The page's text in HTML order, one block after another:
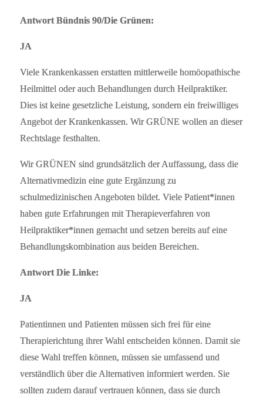
Antwort Bündnis 90/Die Grünen:
JA
Viele Krankenkassen erstatten mittlerweile homöopathische
Heilmittel oder auch Behandlungen durch Heilpraktiker.
Dies ist keine gesetzliche Leistung, sondern ein freiwilliges
Angebot der Krankenkassen. Wir GRÜNE wollen an dieser
Rechtslage festhalten.
Wir GRÜNEN sind grundsätzlich der Auffassung, dass die
Alternativmedizin eine gute Ergänzung zu
schulmedizinischen Angeboten bildet. Viele Patient*innen
haben gute Erfahrungen mit Therapieverfahren von
Heilpraktiker*innen gemacht und setzen bereits auf eine
Behandlungskombination aus beiden Bereichen.
Antwort Die Linke:
JA
Patientinnen und Patienten müssen sich frei für eine
Therapierichtung ihrer Wahl entscheiden können. Damit sie
diese Wahl treffen können, müssen sie umfassend und
verständlich über die Alternativen informiert werden. Sie
sollten zudem darauf vertrauen können, dass sie durch